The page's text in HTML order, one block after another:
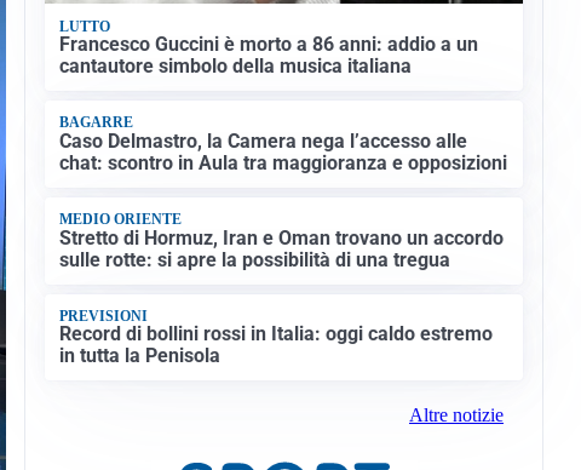
LUTTO
Francesco Guccini è morto a 86 anni: addio a un
cantautore simbolo della musica italiana
BAGARRE
Caso Delmastro, la Camera nega l’accesso alle
chat: scontro in Aula tra maggioranza e opposizioni
MEDIO ORIENTE
Stretto di Hormuz, Iran e Oman trovano un accordo
sulle rotte: si apre la possibilità di una tregua
PREVISIONI
Record di bollini rossi in Italia: oggi caldo estremo
in tutta la Penisola
Altre notizie